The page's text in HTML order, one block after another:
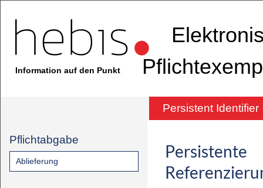
Information auf den Punkt
Persistent Identifier
Pflichtabgabe
Ablieferung
Persistente